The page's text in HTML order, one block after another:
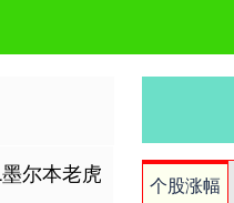
尔本老虎 个股涨幅